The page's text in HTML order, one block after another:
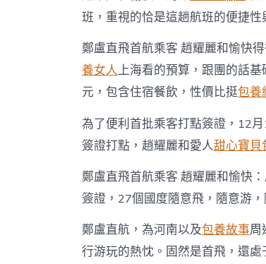
班，重視的恰是這趟航班的便捷性
鄭盧直飛首航乘客 趙耀麗和愉快
養女人上海看的預算，跟團的話
元，包含住宿餐飲，性價比挺包養
為了便利首批乘客打點簽證，12
簽證打點，趙耀麗和愛人甜心寶貝
鄭盧直飛首航乘客 趙耀麗和愉快
簽證，27個國度隨意飛，隨意游，
鄭盧直航，為河南以及包養故事周
行游玩的熱忱。固然是首飛，還